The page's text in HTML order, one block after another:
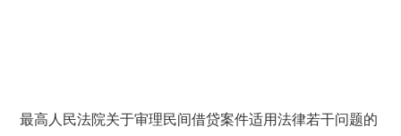
最高人民法院关于审理民间借贷案件适用法律若干问题的